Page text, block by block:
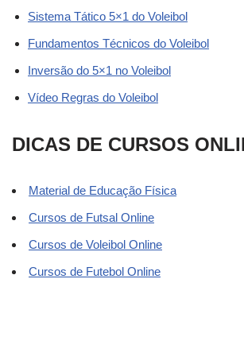
Sistema Tático 5×1 do Voleibol
Fundamentos Técnicos do Voleibol
Inversão do 5×1 no Voleibol
Vídeo Regras do Voleibol
DICAS DE CURSOS
Material de Educação Física
Cursos de Futsal Online
Cursos de Voleibol Online
Cursos de Futebol Online